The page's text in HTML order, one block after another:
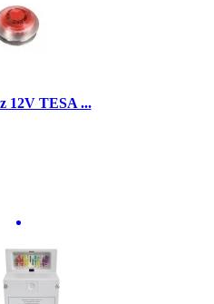
12V TESA ...